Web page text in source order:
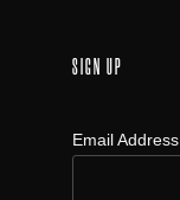
SIGN UP
Email Address